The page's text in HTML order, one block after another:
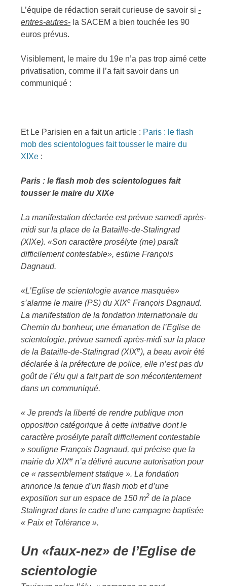
L’équipe de rédaction serait curieuse de savoir si -
entres-autres- la SACEM a bien touchée les 90
euros prévus.
Visiblement, le maire du 19e n’a pas trop aimé cette
privatisation, comme il l’a fait savoir dans un
communiqué :
Et Le Parisien en a fait un article : Paris : le flash
mob des scientologues fait tousser le maire du
XIXe :
Paris : le flash mob des scientologues fait
tousser le maire du XIXe
La manifestation déclarée est prévue samedi après-
midi sur la place de la Bataille-de-Stalingrad
(XIXe). «Son caractère prosélyte (me) paraît
difficilement contestable», estime François
Dagnaud.
«L’Eglise de scientologie avance masquée»
s’alarme le maire (PS) du XIXe François Dagnaud.
La manifestation de la fondation internationale du
Chemin du bonheur, une émanation de l’Eglise de
scientologie, prévue samedi après-midi sur la place
de la Bataille-de-Stalingrad (XIXe), a beau avoir été
déclarée à la préfecture de police, elle n’est pas du
goût de l’élu qui a fait part de son mécontentement
dans un communiqué.
« Je prends la liberté de rendre publique mon
opposition catégorique à cette initiative dont le
caractère prosélyte paraît difficilement contestable
» souligne François Dagnaud, qui précise que la
mairie du XIXe n’a délivré aucune autorisation pour
ce « rassemblement statique ». La fondation
annonce la tenue d’un flash mob et d’une
exposition sur un espace de 150 m2 de la place
Stalingrad dans le cadre d’une campagne baptisée
« Paix et Tolérance ».
Un «faux-nez» de l’Eglise de
scientologie